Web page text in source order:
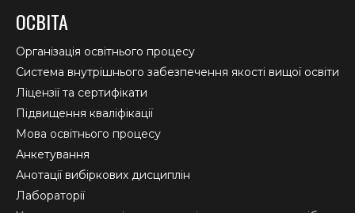
opens
in
new
window
opens
in
new
window
in
new
window
ОСВІТА
Організація освітнього процесу
Система внутрішнього забезпечення якості вищої освіти
Ліцензії та сертифікати
Підвищення кваліфікації
Мова освітнього процесу
Анкетування
Анотації вибіркових дисциплін
Лабораторії